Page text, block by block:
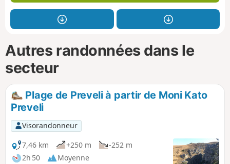
Autres randonnées dans le
secteur
Plage de Preveli à partir de Moni Kato
Preveli
Visorandonneur
7,46 km
+250 m
-252 m
2h 50
Moyenne